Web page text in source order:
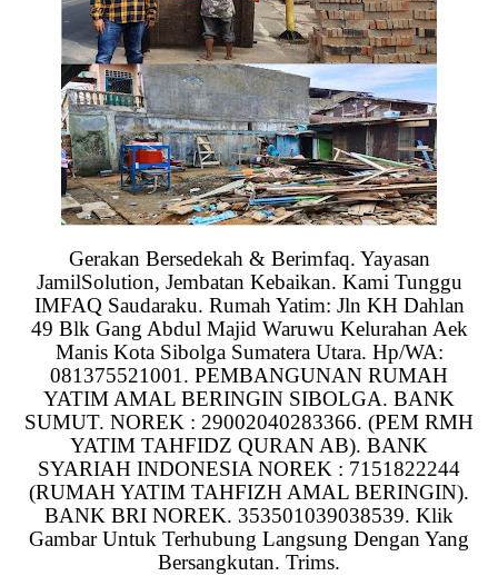
Gerakan Bersedekah & Berimfaq. Yayasan
JamilSolution, Jembatan Kebaikan. Kami Tunggu
IMFAQ Saudaraku. Rumah Yatim: Jln KH Dahlan
49 Blk Gang Abdul Majid Waruwu Kelurahan Aek
Manis Kota Sibolga Sumatera Utara. Hp/WA:
081375521001. PEMBANGUNAN RUMAH
YATIM AMAL BERINGIN SIBOLGA. BANK
SUMUT. NOREK : 29002040283366. (PEM RMH
YATIM TAHFIDZ QURAN AB). BANK
SYARIAH INDONESIA NOREK : 7151822244
(RUMAH YATIM TAHFIZH AMAL BERINGIN).
BANK BRI NOREK. 353501039038539. Klik
Gambar Untuk Terhubung Langsung Dengan Yang
Bersangkutan. Trims.